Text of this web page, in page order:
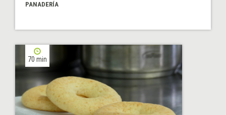
PANADERÍA
70 min